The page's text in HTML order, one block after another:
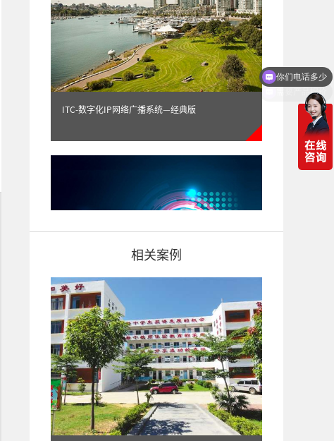
ITC-数字化IP网络广播系统—经典版
ITC-数字化IP网络广播系统——时尚版
相关案例
需要产品报价